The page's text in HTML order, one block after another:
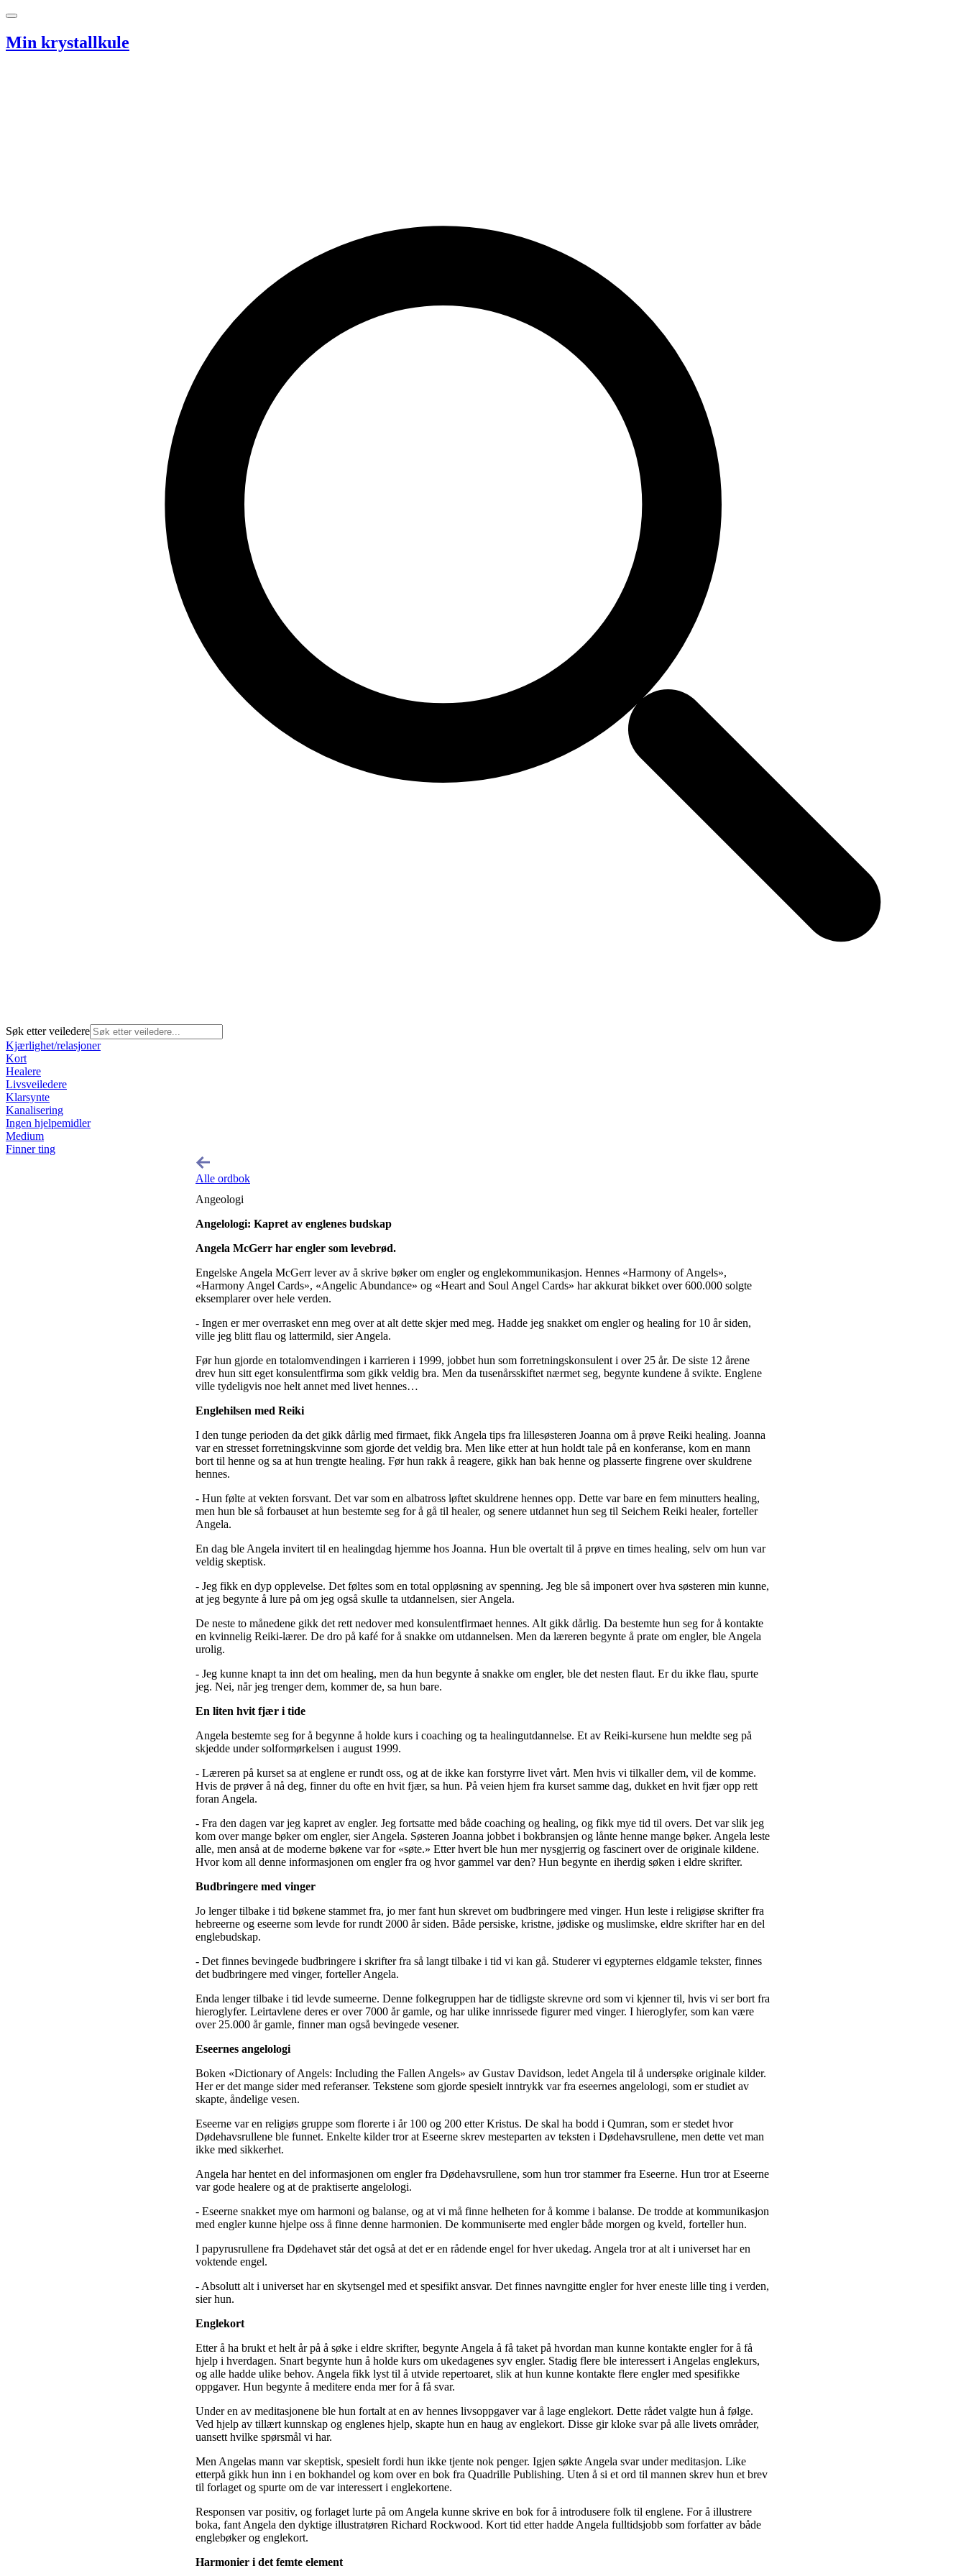
Hopp til innhold
Min krystallkule
Søk etter veiledere
Kjærlighet/relasjoner
Kort
Healere
Livsveiledere
Klarsynte
Kanalisering
Ingen hjelpemidler
Medium
Finner ting
Alle ordbok
Angeologi
Angelologi: Kapret av englenes budskap
Angela McGerr har engler som levebrød.
Engelske Angela McGerr lever av å skrive bøker om engler og englekommunikasjon. Hennes «Harmony of Angels»,
«Harmony Angel Cards», «Angelic Abundance» og «Heart and Soul Angel Cards» har akkurat bikket over 600.000 solgte
eksemplarer over hele verden.
- Ingen er mer overrasket enn meg over at alt dette skjer med meg. Hadde jeg snakket om engler og healing for 10 år siden,
ville jeg blitt flau og lattermild, sier Angela.
Før hun gjorde en totalomvendingen i karrieren i 1999, jobbet hun som forretningskonsulent i over 25 år. De siste 12 årene
drev hun sitt eget konsulentfirma som gikk veldig bra. Men da tusenårsskiftet nærmet seg, begynte kundene å svikte. Englene
ville tydeligvis noe helt annet med livet hennes…
Englehilsen med Reiki
I den tunge perioden da det gikk dårlig med firmaet, fikk Angela tips fra lillesøsteren Joanna om å prøve Reiki healing. Joanna
var en stresset forretningskvinne som gjorde det veldig bra. Men like etter at hun holdt tale på en konferanse, kom en mann
bort til henne og sa at hun trengte healing. Før hun rakk å reagere, gikk han bak henne og plasserte fingrene over skuldrene
hennes.
- Hun følte at vekten forsvant. Det var som en albatross løftet skuldrene hennes opp. Dette var bare en fem minutters healing,
men hun ble så forbauset at hun bestemte seg for å gå til healer, og senere utdannet hun seg til Seichem Reiki healer, forteller
Angela.
En dag ble Angela invitert til en healingdag hjemme hos Joanna. Hun ble overtalt til å prøve en times healing, selv om hun var
veldig skeptisk.
- Jeg fikk en dyp opplevelse. Det føltes som en total oppløsning av spenning. Jeg ble så imponert over hva søsteren min kunne,
at jeg begynte å lure på om jeg også skulle ta utdannelsen, sier Angela.
De neste to månedene gikk det rett nedover med konsulentfirmaet hennes. Alt gikk dårlig. Da bestemte hun seg for å kontakte
en kvinnelig Reiki-lærer. De dro på kafé for å snakke om utdannelsen. Men da læreren begynte å prate om engler, ble Angela
urolig.
- Jeg kunne knapt ta inn det om healing, men da hun begynte å snakke om engler, ble det nesten flaut. Er du ikke flau, spurte
jeg. Nei, når jeg trenger dem, kommer de, sa hun bare.
En liten hvit fjær i tide
Angela bestemte seg for å begynne å holde kurs i coaching og ta healingutdannelse. Et av Reiki-kursene hun meldte seg på
skjedde under solformørkelsen i august 1999.
- Læreren på kurset sa at englene er rundt oss, og at de ikke kan forstyrre livet vårt. Men hvis vi tilkaller dem, vil de komme.
Hvis de prøver å nå deg, finner du ofte en hvit fjær, sa hun. På veien hjem fra kurset samme dag, dukket en hvit fjær opp rett
foran Angela.
- Fra den dagen var jeg kapret av engler. Jeg fortsatte med både coaching og healing, og fikk mye tid til overs. Det var slik jeg
kom over mange bøker om engler, sier Angela. Søsteren Joanna jobbet i bokbransjen og lånte henne mange bøker. Angela leste
alle, men anså at de moderne bøkene var for «søte.» Etter hvert ble hun mer nysgjerrig og fascinert over de originale kildene.
Hvor kom all denne informasjonen om engler fra og hvor gammel var den? Hun begynte en iherdig søken i eldre skrifter.
Budbringere med vinger
Jo lenger tilbake i tid bøkene stammet fra, jo mer fant hun skrevet om budbringere med vinger. Hun leste i religiøse skrifter fra
hebreerne og eseerne som levde for rundt 2000 år siden. Både persiske, kristne, jødiske og muslimske, eldre skrifter har en del
englebudskap.
- Det finnes bevingede budbringere i skrifter fra så langt tilbake i tid vi kan gå. Studerer vi egypternes eldgamle tekster, finnes
det budbringere med vinger, forteller Angela.
Enda lenger tilbake i tid levde sumeerne. Denne folkegruppen har de tidligste skrevne ord som vi kjenner til, hvis vi ser bort fra
hieroglyfer. Leirtavlene deres er over 7000 år gamle, og har ulike innrissede figurer med vinger. I hieroglyfer, som kan være
over 25.000 år gamle, finner man også bevingede vesener.
Eseernes angelologi
Boken «Dictionary of Angels: Including the Fallen Angels» av Gustav Davidson, ledet Angela til å undersøke originale kilder.
Her er det mange sider med referanser. Tekstene som gjorde spesielt inntrykk var fra eseernes angelologi, som er studiet av
skapte, åndelige vesen.
Eseerne var en religiøs gruppe som florerte i år 100 og 200 etter Kristus. De skal ha bodd i Qumran, som er stedet hvor
Dødehavsrullene ble funnet. Enkelte kilder tror at Eseerne skrev mesteparten av teksten i Dødehavsrullene, men dette vet man
ikke med sikkerhet.
Angela har hentet en del informasjonen om engler fra Dødehavsrullene, som hun tror stammer fra Eseerne. Hun tror at Eseerne
var gode healere og at de praktiserte angelologi.
- Eseerne snakket mye om harmoni og balanse, og at vi må finne helheten for å komme i balanse. De trodde at kommunikasjon
med engler kunne hjelpe oss å finne denne harmonien. De kommuniserte med engler både morgen og kveld, forteller hun.
I papyrusrullene fra Dødehavet står det også at det er en rådende engel for hver ukedag. Angela tror at alt i universet har en
voktende engel.
- Absolutt alt i universet har en skytsengel med et spesifikt ansvar. Det finnes navngitte engler for hver eneste lille ting i verden,
sier hun.
Englekort
Etter å ha brukt et helt år på å søke i eldre skrifter, begynte Angela å få taket på hvordan man kunne kontakte engler for å få
hjelp i hverdagen. Snart begynte hun å holde kurs om ukedagenes syv engler. Stadig flere ble interessert i Angelas englekurs,
og alle hadde ulike behov. Angela fikk lyst til å utvide repertoaret, slik at hun kunne kontakte flere engler med spesifikke
oppgaver. Hun begynte å meditere enda mer for å få svar.
Under en av meditasjonene ble hun fortalt at en av hennes livsoppgaver var å lage englekort. Dette rådet valgte hun å følge.
Ved hjelp av tillært kunnskap og englenes hjelp, skapte hun en haug av englekort. Disse gir kloke svar på alle livets områder,
uansett hvilke spørsmål vi har.
Men Angelas mann var skeptisk, spesielt fordi hun ikke tjente nok penger. Igjen søkte Angela svar under meditasjon. Like
etterpå gikk hun inn i en bokhandel og kom over en bok fra Quadrille Publishing. Uten å si et ord til mannen skrev hun et brev
til forlaget og spurte om de var interessert i englekortene.
Responsen var positiv, og forlaget lurte på om Angela kunne skrive en bok for å introdusere folk til englene. For å illustrere
boka, fant Angela den dyktige illustratøren Richard Rockwood. Kort tid etter hadde Angela fulltidsjobb som forfatter av både
englebøker og englekort.
Harmonier i det femte element